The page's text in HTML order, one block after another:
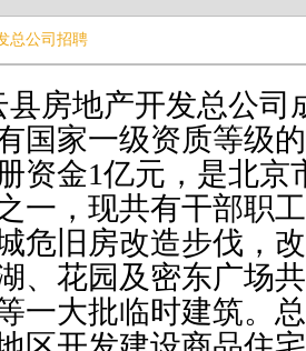
总公司招聘
房地产开发总公司
国家一级资质等级
资金1亿元，是北京
一，现共有干部职
危旧房改造步伐，
、花园及密东广场
一大批临时建筑。